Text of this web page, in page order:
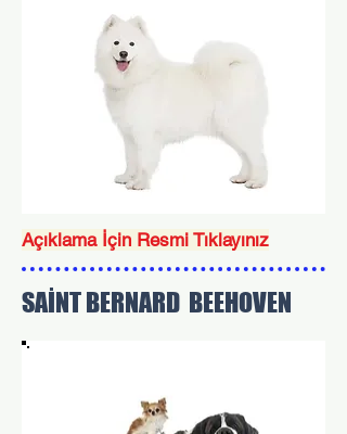
Açıklama İçin Resmi Tıklayınız
SAİNT BERNARD BEEHOVEN